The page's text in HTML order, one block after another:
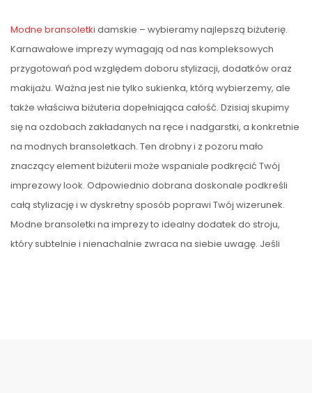
Modne bransoletki damskie – wybieramy najlepszą biżuterię.
Karnawałowe imprezy wymagają od nas kompleksowych
przygotowań pod względem doboru stylizacji, dodatków oraz
makijażu. Ważna jest nie tylko sukienka, którą wybierzemy, ale
także właściwa biżuteria dopełniająca całość. Dzisiaj skupimy
się na ozdobach zakładanych na ręce i nadgarstki, a konkretnie
na modnych bransoletkach. Ten drobny i z pozoru mało
znaczący element biżuterii może wspaniale podkręcić Twój
imprezowy look. Odpowiednio dobrana doskonale podkreśli
całą stylizację i w dyskretny sposób poprawi Twój wizerunek.
Modne bransoletki na imprezy to idealny dodatek do stroju,
który subtelnie i nienachalnie zwraca na siebie uwagę. Jeśli